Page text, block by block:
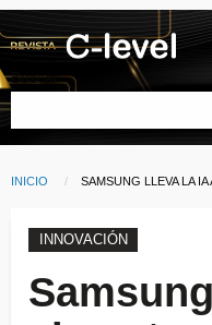
Pasar al contenido
Buscar
Ruta de navegación
INICIO CURRENT:
SAMSUNG LLEVA LA
INNOVACIÓN